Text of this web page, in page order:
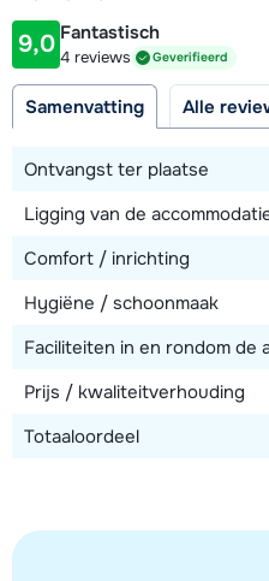
Afstand tot piste
20 meter
20 meter
Bekijk kaart
9,0 Fantastisch
4 reviews Geverifieerd
Samenvatting Alle
Ontvangst ter plaatse
Ligging van de
Comfort / inrichting
Hygiëne / schoonmaak
Faciliteiten in en rondom de
Prijs / kwaliteitverhouding
Totaaloordeel